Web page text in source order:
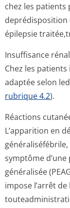
chez les
deprédisposition
épilepsie
Insuffisance
Chez les
adaptée selon
rubrique 4.2).
Réactions
L’apparition en
symptôme
généralisée
impose l’arrêt